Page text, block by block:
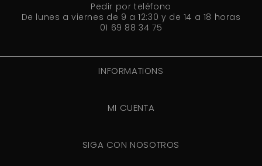
Pedir por teléfono
De lunes a viernes de 9 a 12:30 y de 14 a 18 horas
01 69 88 34 75
INFORMATIONS
MI CUENTA
SIGA CON NOSOTROS